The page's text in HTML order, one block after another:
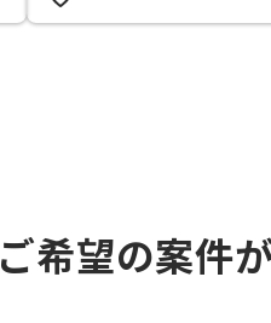
ご希望の案件